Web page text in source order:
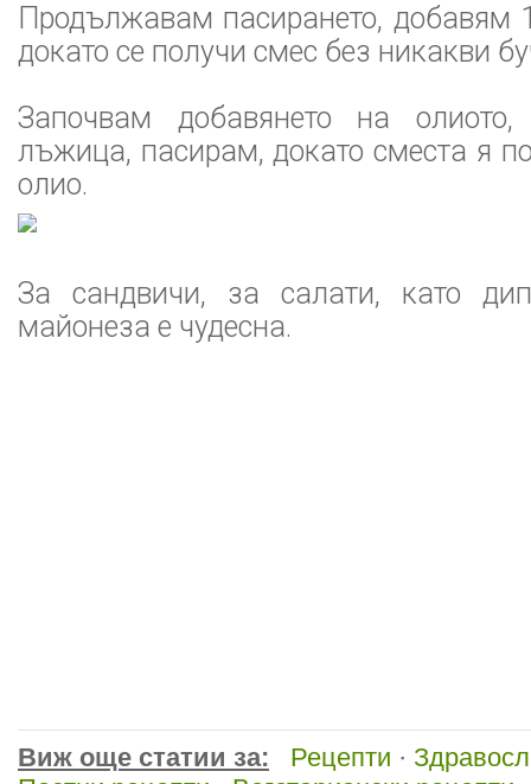
Продължавам пасирането, добавям
докато се получи смес без никакви
Започвам добавянето на
лъжица, пасирам, докато сместа я
олио.
За сандвичи, за салати, като
майонеза е чудесна.
Виж още статии за: Рецепти ·